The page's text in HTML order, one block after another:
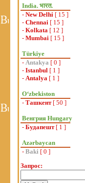
India. भारत.
- New Delhi [ 15 ]
- Chennai [ 15 ]
- Kolkata [ 12 ]
- Mumbai [ 15 ]
Türkiye
- Antakya [ 0 ]
- Istanbul [ 1 ]
- Antalya [ 1 ]
Oʻzbekiston
- Ташкент[ 50 ]
Венгрия Hungary
- Будапешт[ 1 ]
Azərbaycan
- Baki [ 0 ]
Запрос: